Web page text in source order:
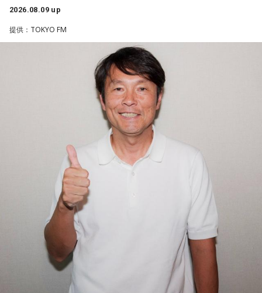
活かしながら幅広く活動しています。
◆福田正博がW杯ブラジル戦を総括
藤木：ブラジル戦で、前半は佐野海舟選手の素晴らしいイン
ターセプトからのゴールがありましたし、前半の終了間際に
は日本がボールを持つ時間もありました。しかし、後半に入
ってからブラジルが戦略を変えてきて、日本が一方的に押し
込まれてしまった。試合のなかで具体的な戦術が打ち出せな
かったと考えると、（選手のなかに）もう少し具体的な戦略
を示す人、ブレーンが必要なのかなと素人目には思ってしま
うのですが……。
福田：そういう見方も当然ありますし、それができれば一番
いいと思うのですが、森保監督は帰国後の会見で「戦術は後
出しジャンケンだ」と言っていたんです。どういうことかと
いうと、自分たちが変えたら相手がまた変えてくる、それに
対してまた変えていかなきゃならない。ベンチでその都度
（戦術を）言い続けても、向こうが変えてきたら、その変化
に対して変化しなきゃいけない。「こういうやり方をしま
す」「だったらこう対応します」と。
2026.08.09 up
提供：TOKYO FM